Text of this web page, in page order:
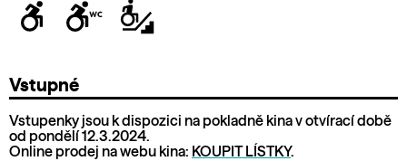
Vstupné
Vstupenky jsou k dispozici na pokladně kina v otvírací době
od pondělí 12.3.2024.
Online prodej na webu kina: KOUPIT LÍSTKY.